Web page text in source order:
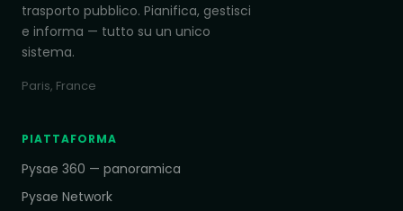
trasporto pubblico. Pianifica, gestisci
e informa — tutto su un unico
sistema.
Paris, France
PIATTAFORMA
Pysae 360 — panoramica
Pysae Network